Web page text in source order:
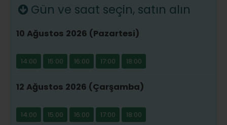
Gün ve saat seçin, satın alın
10 Ağustos 2026 (Pazartesi)
14:00 15:00 16:00 17:00 18:00
12 Ağustos 2026 (Çarşamba)
14:00 15:00 16:00 17:00 18:00